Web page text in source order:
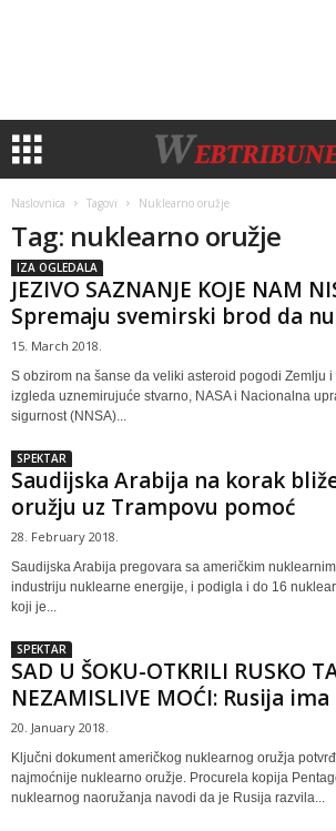
Naslovnica Tagovi Nuklearno oružje
Tag: nuklearno oružje
IZA OGLEDALA
JEZIVO SAZNANJE KOJE NAM
Spremaju svemirski brod da
15. March 2018.
S obzirom na šanse da veliki asteroid pogodi Zemlju
izgleda uznemirujuće stvarno, NASA i Nacionalna
sigurnost (NNSA)...
SPEKTAR
Saudijska Arabija na korak
oružju uz Trampovu pomoć
28. February 2018.
Saudijska Arabija pregovara sa američkim
industriju nuklearne energije, i podigla i do 16
koji je...
SPEKTAR
SAD U ŠOKU-OTKRILI RUSKO
NEZAMISLIVE MOĆI: Rusija
20. January 2018.
Ključni dokument američkog nuklearnog oružja
najmoćnije nuklearno oružje. Procurela kopija
nuklearnog naoružanja navodi da je Rusija razvila...